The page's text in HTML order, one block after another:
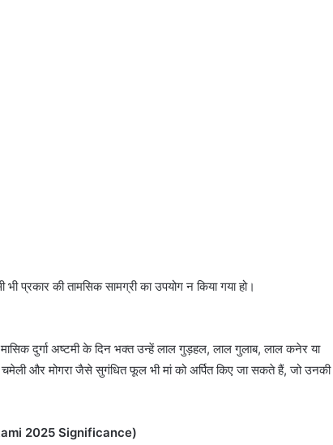
प्रकार की तामसिक सामग्री का उपयोग न किया गया हो।
दुर्गा अष्टमी के दिन भक्त उन्हें लाल गुड़हल, लाल गुलाब, लाल कनेर या
और मोगरा जैसे सुगंधित फूल भी मां को अर्पित किए जा सकते हैं, जो उनकी
2025 Significance)